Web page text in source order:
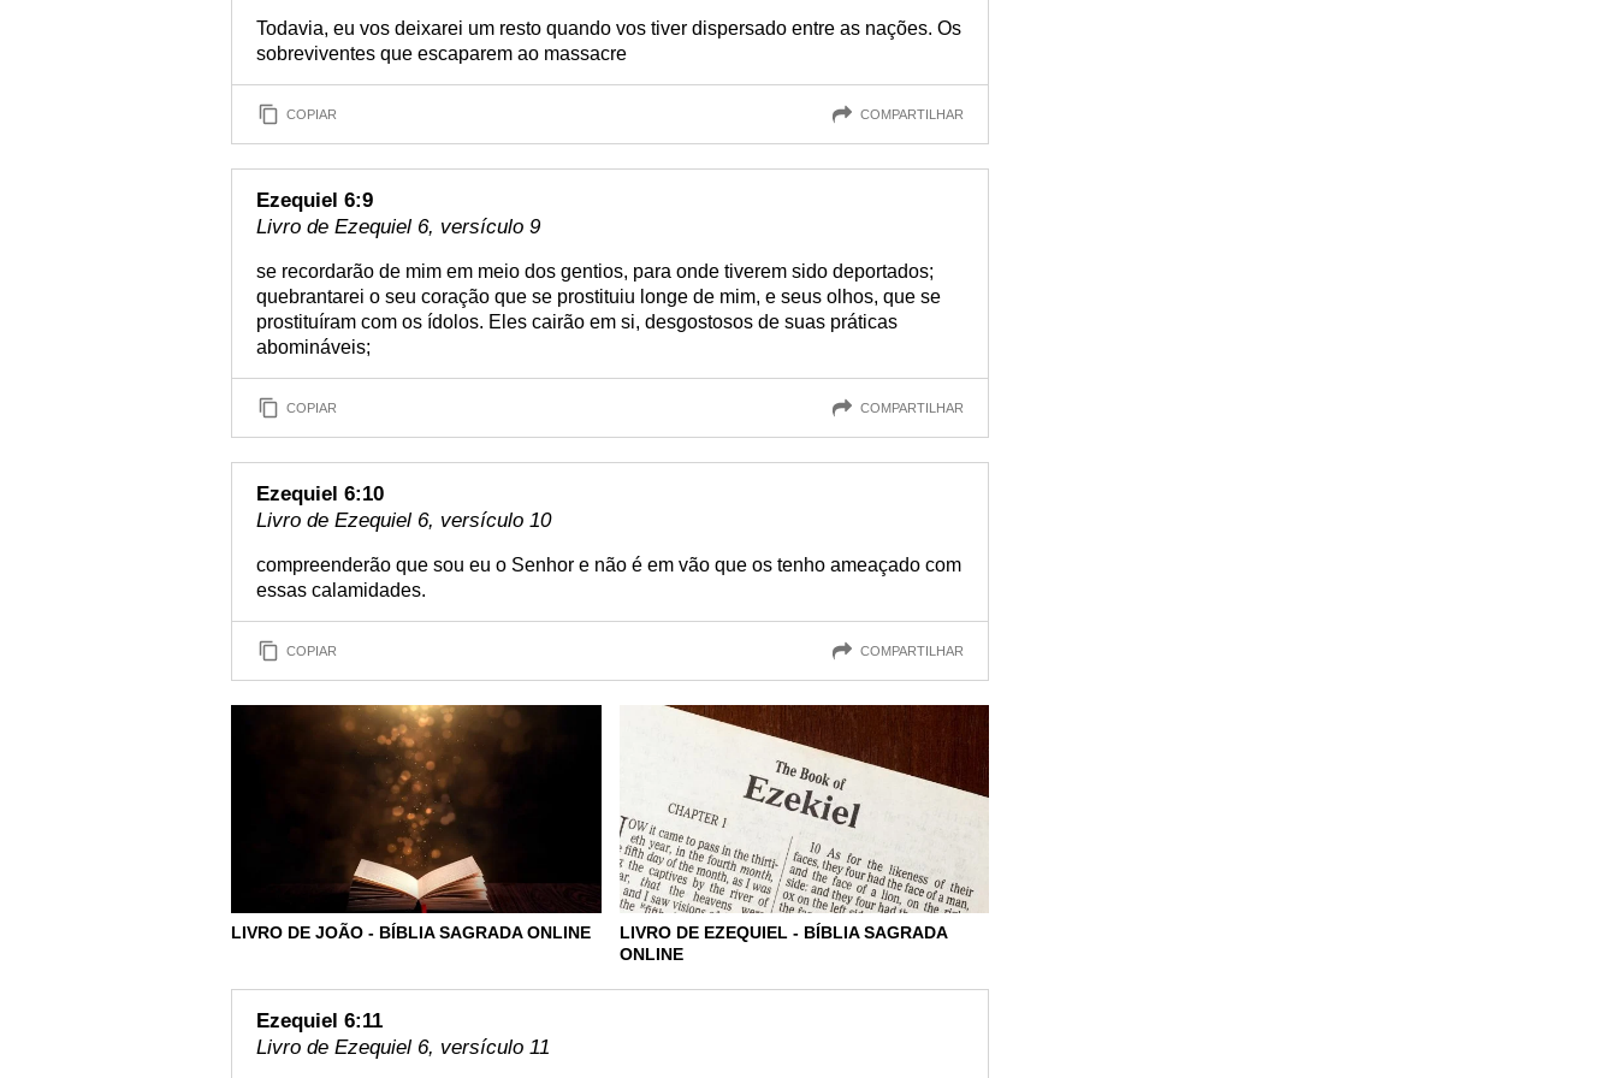
Todavia, eu vos deixarei um resto quando vos tiver dispersado entre as nações. Os
sobreviventes que escaparem ao massacre
COPIAR COMPARTILHAR
Ezequiel 6:9
Livro de Ezequiel 6, versículo 9
se recordarão de mim em meio dos gentios, para onde tiverem sido deportados;
quebrantarei o seu coração que se prostituiu longe de mim, e seus olhos, que se
prostituíram com os ídolos. Eles cairão em si, desgostosos de suas práticas
abomináveis;
COPIAR COMPARTILHAR
Ezequiel 6:10
Livro de Ezequiel 6, versículo 10
compreenderão que sou eu o Senhor e não é em vão que os tenho ameaçado com
essas calamidades.
COPIAR COMPARTILHAR
LIVRO DE JOÃO - BÍBLIA SAGRADA ONLINE
LIVRO DE EZEQUIEL - BÍBLIA SAGRADA
ONLINE
Ezequiel 6:11
Livro de Ezequiel 6, versículo 11